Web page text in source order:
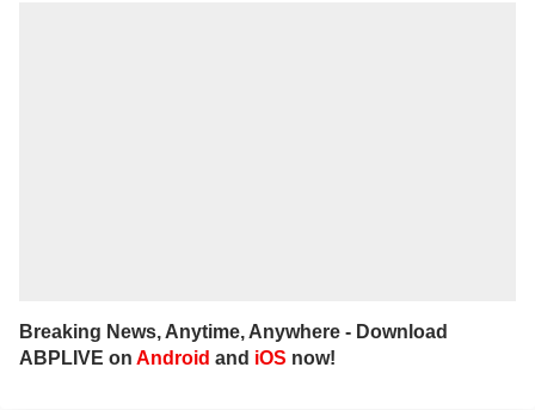
Breaking News, Anytime, Anywhere - Download
ABPLIVE on Android and iOS now!